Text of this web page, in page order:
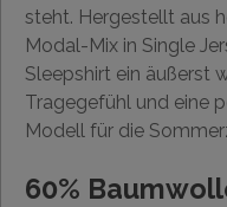
steht. Hergestellt aus
Modal-Mix in Single
Sleepshirt ein äußerst
Tragegefühl und eine
Modell für die
60%